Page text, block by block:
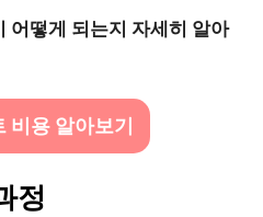
어떻게 되는지 자세히 알아
비용 알아보기
정